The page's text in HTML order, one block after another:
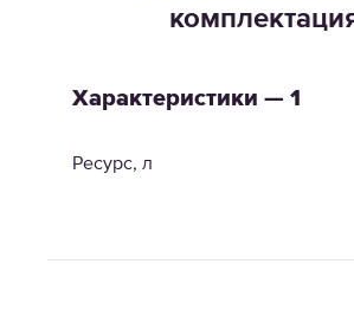
Характеристики — 1
Ресурс, л